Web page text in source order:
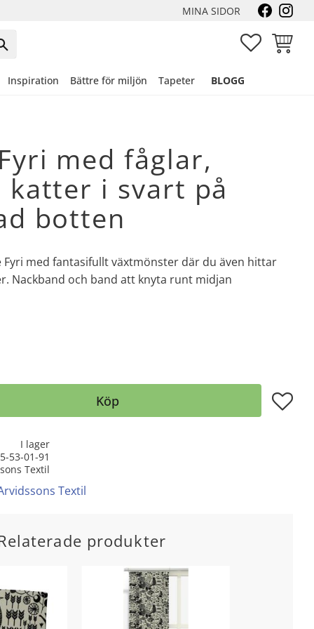
MINA SIDOR
FAVORITER
Inspiration Bättre för miljön Tapeter BLOGG
med fåglar,
katter i svart på
botten
Fyri med fantasifullt växtmönster där du även hittar
Nackband och band att knyta runt midjan
Köp Lägg
I lager
53-01-91
Textil
Textil
produkter